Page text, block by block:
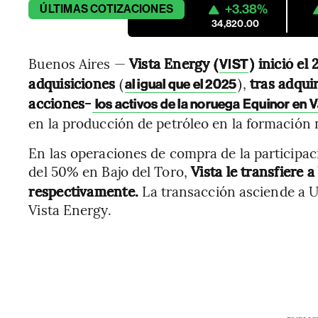
ÚLTIMASCOTIZACIONES +3.38%
34,820.00
Buenos Aires —Vista Energy (VIST) inició el
adquisiciones (al igual que el 2025), tras
acciones- los activos de la noruega Equinor en
en la producción de petróleo en la
En las operaciones de compra de la
del 50% en Bajo del Toro,Vista le transfiere a
respectivamente. La transacción asciende a
Vista Energy.